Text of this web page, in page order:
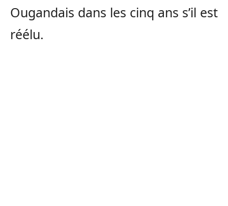
Ougandais dans les cinq ans s’il est
réélu.